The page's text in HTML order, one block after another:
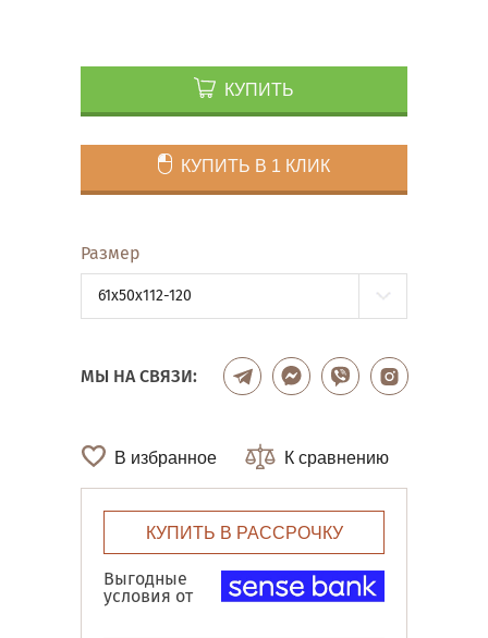
КУПИТЬ
КУПИТЬ В 1 КЛИК
Размер
61x50x112-120
МЫ НА СВЯЗИ:
В избранное К сравнению
КУПИТЬ В РАССРОЧКУ
Выгодные
условия от